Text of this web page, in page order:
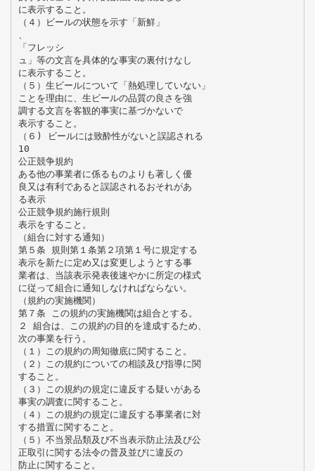
に表示すること。
（４）ビールの状態を示す「新鮮」
「フレッシ
ュ」等の文言を具体的な事実の裏付けなし
に表示すること。
（５）生ビールについて「熱処理していない」
ことを理由に、生ビールの品質の良さを強
調する文言を客観的事実に基づかないで
表示すること。
（６) ビールには致酔性がないと誤認される
10
公正競争規約
ある他の事業者に係るものよりも著しく優
良又は有利であると誤認されるおそれがあ
る表示
公正競争規約施行規則
表示をすること。
（組合に対する通知）
第５条 規則第１条第２項第１号に規定する
表示を新たに定め又は変更しようとする事
業者は、当該表示発表後速やかに所定の様式
に従って組合に通知しなければならない。
（規約の実施機関）
第７条 この規約の実施機関は組合とする。
２ 組合は、この規約の目的を達成するため、
次の事業を行う。
（１）この規約の周知徹底に関すること。
（２）この規約についての相談及び指導に関
すること。
（３）この規約の規定に違反する疑いがある
事実の調査に関すること。
（４）この規約の規定に違反する事業者に対
する措置に関すること。
（５）不当景品類及び不当表示防止法及び公
正取引に関する法令の普及並びに違反の
防止に関すること。